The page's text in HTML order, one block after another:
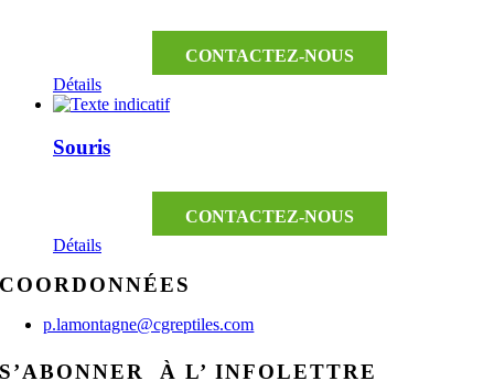
CONTACTEZ-NOUS
Détails
Souris
CONTACTEZ-NOUS
Détails
COORDONNÉES
p.lamontagne@cgreptiles.com
S’ABONNER À L’ INFOLETTRE